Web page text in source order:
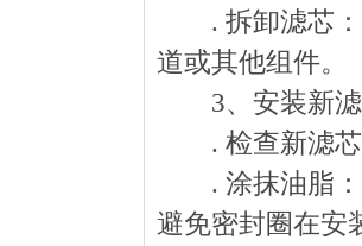
. 拆卸滤芯：
道或其他组件。
3、安装新滤
. 检查新滤芯
. 涂抹油脂：
避免密封圈在安